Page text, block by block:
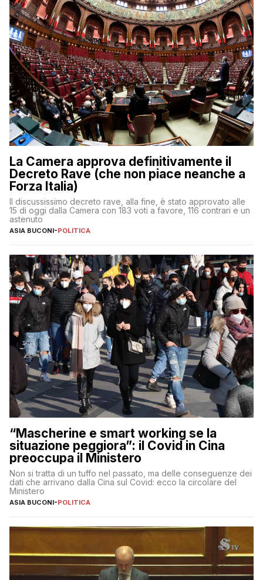
La Camera approva definitivamente il
Decreto Rave (che non piace neanche a
Forza Italia)
Il discussissimo decreto rave, alla fine, è stato approvato alle
15 di oggi dalla Camera con 183 voti a favore, 116 contrari e un
astenuto
ASIA BUCONI-POLITICA
“Mascherine e smart working se la
situazione peggiora”: il Covid in Cina
preoccupa il Ministero
Non si tratta di un tuffo nel passato, ma delle conseguenze dei
dati che arrivano dalla Cina sul Covid: ecco la circolare del
Ministero
ASIA BUCONI-POLITICA